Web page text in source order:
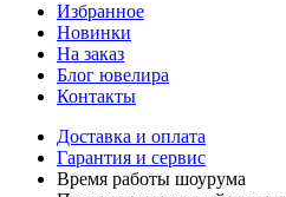
Избранное
Новинки
На заказ
Блог ювелира
Контакты
Доставка и оплата
Гарантия и сервис
Время работы шоурума